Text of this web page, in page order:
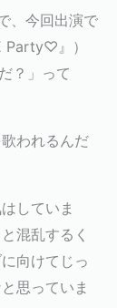
、今回出演で
Party♡』）
？」って
われるんだ
していま
混乱するく
向けてじっ
思っていま